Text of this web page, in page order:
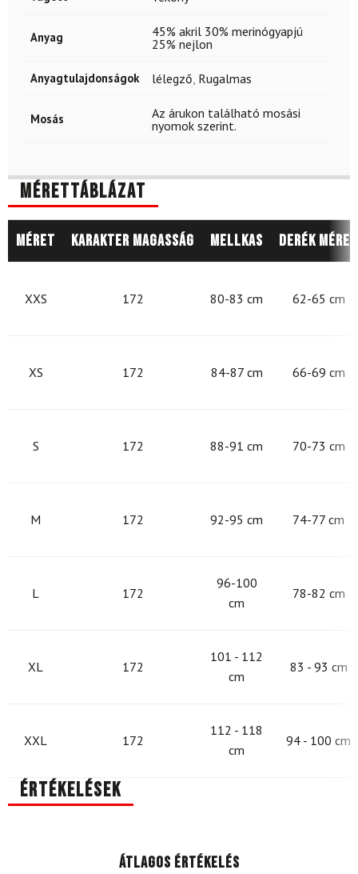
Anyag
45% akril 30% merinógyapjú
25% nejlon
Anyagtulajdonságok lélegző Rugalmas
Mosás
Az árukon található mosási
nyomok szerint.
Mérettáblázat
Méret Karakter magasság Mellkas Derék méret
XXS 172 80-83 cm 62-65 cm
XS 172 84-87 cm 66-69 cm
S 172 88-91 cm 70-73 cm
M 172 92-95 cm 74-77 cm
L 172
96-100
cm
78-82 cm
XL 172
101 - 112
cm
83 - 93 cm
XXL 172
112 - 118
cm
94 - 100 cm
Értékelések
Átlagos értékelés